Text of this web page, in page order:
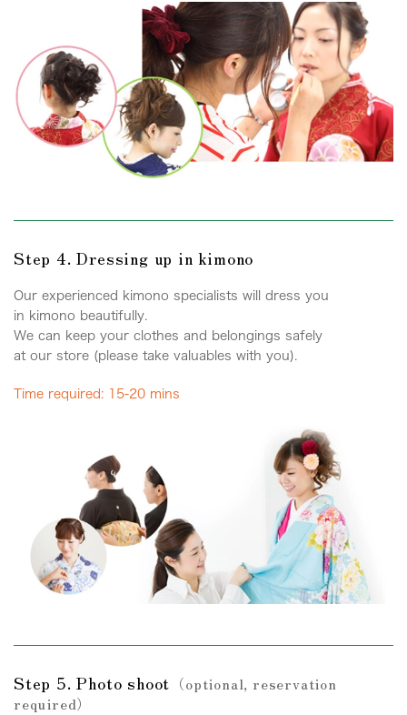
Step 4. Dressing up in kimono
Our experienced kimono specialists will dress you
in kimono beautifully.
We can keep your clothes and belongings safely
at our store (please take valuables with you).
Time required: 15-20 mins
Step 5. Photo shoot （optional, reservation
required）